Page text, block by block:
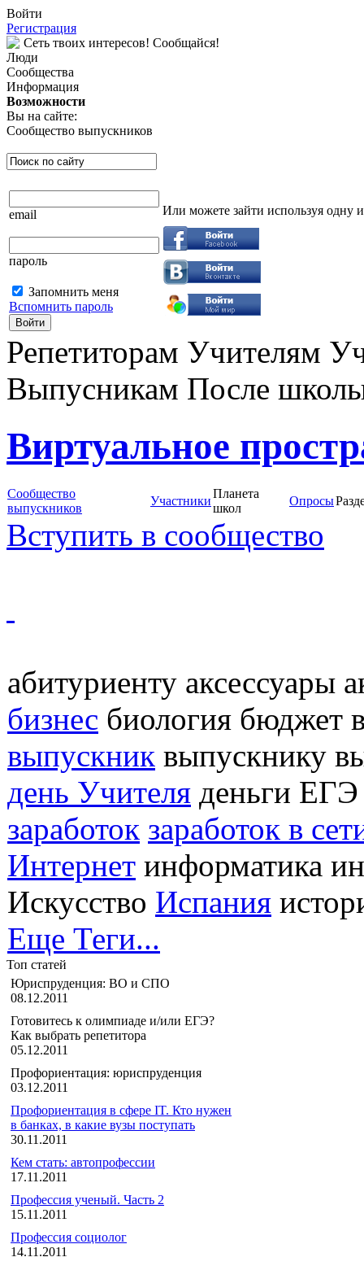
Войти
Регистрация
Сеть твоих интересов! Сообщайся!
Люди
Сообщества
Информация
Возможности
Вы на сайте:
Сообщество выпускников
email
пароль
Запомнить меня
Вспомнить пароль
Войти
Или можете зайти используя одну
Репетиторам Учителям
Выпусникам После
Виртуальное
Сообщество
выпускников
Участники
Планета
школ
Опросы
Вступить в сообщество
абитуриенту аксессуары
бизнес биология бюджет
выпускник выпускнику
день Учителя деньги ЕГЭ
заработок заработок в
Интернет информатика
Искусство Испания
Еще Теги...
Топ статей
Юриспруденция: ВО и СПО
08.12.2011
Готовитесь к олимпиаде и/или ЕГЭ?
Как выбрать репетитора
05.12.2011
Профориентация: юриспруденция
03.12.2011
Профориентация в сфере IT. Кто нужен
в банках, в какие вузы поступать
30.11.2011
Кем стать: автопрофессии
17.11.2011
Профессия ученый. Часть 2
15.11.2011
Профессия социолог
14.11.2011